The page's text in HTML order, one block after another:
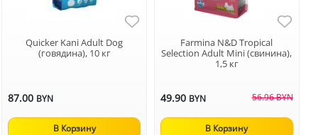
Quicker Kani Adult Dog
(говядина), 10 кг
87.00 BYN
В Корзину
Farmina N&D Tropical
Selection Adult Mini (свинина),
1,5 кг
49.90 BYN 56.96 BYN
В Корзину